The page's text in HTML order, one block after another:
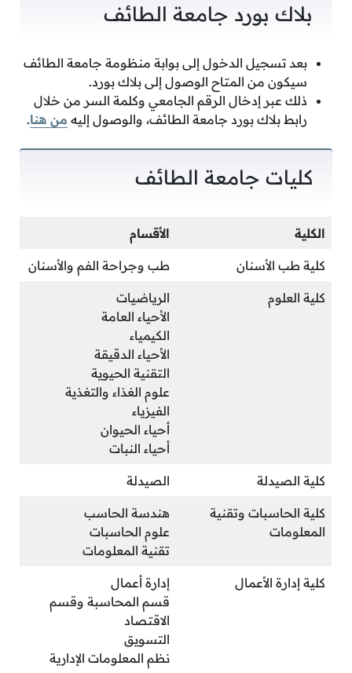
بلاك بورد جامعة الطائف
بعد تسجيل الدخول إلى بوابة منظومة جامعة الطائف
سيكون من المتاح الوصول إلى بلاك بورد.
ذلك عبر إدخال الرقم الجامعي وكلمة السر من خلال
رابط بلاك بورد جامعة الطائف، والوصول إليه من هنا.
كليات جامعة الطائف
الكلية الأقسام
كلية طب الأسنان طب وجراحة الفم والأسنان
كلية العلوم
الرياضيات
الأحياء العامة
الكيمياء
الأحياء الدقيقة
التقنية الحيوية
علوم الغذاء والتغذية
الفيزياء
أحياء الحيوان
أحياء النبات
كلية الصيدلة الصيدلة
كلية الحاسبات وتقنية
المعلومات
هندسة الحاسب
علوم الحاسبات
تقنية المعلومات
كلية إدارة الأعمال
إدارة أعمال
قسم المحاسبة وقسم
الاقتصاد
التسويق
نظم المعلومات الإدارية